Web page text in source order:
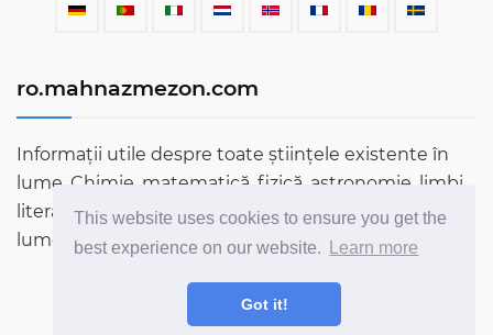
This website uses cookies to ensure you get the
best experience on our website.
Learn more
Got it!
ro.mahnazmezon.com
Informații utile despre toate științele existente în
lume. Chimie, matematică, fizică, astronomie, limbi,
literatură și multe altele. Aflați mai multe despre
lume prin blogul nostru!